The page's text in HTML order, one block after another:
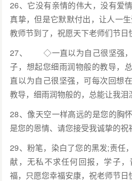
26、它没有亲情的伟大，没有爱
真挚，但是它默默付出，让人一
教师节到了，祝愿天下老师们节日
27、 ◇一直以为自己很坚强，
子，想起您细雨润物般的教导，
直以为自己很坚强，可每次回想
教导，细雨润物般的，总能让我泪
28、像天空一样高远的是您的胸
是您的恩情、请您接受我诚挚的祝
29、粉笔，染白了您的黑发;责任
献，无私不求任何回报，学子
福，只愿您幸福安康，祝老师节日